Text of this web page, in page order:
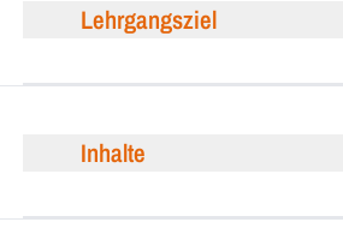
Lehrgangsziel
Inhalte